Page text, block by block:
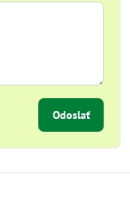
Odoslať